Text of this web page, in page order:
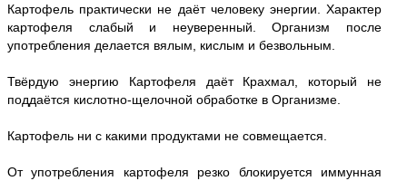
Картофель практически не даёт человеку энергии. Характер
картофеля слабый и неуверенный. Организм после
употребления делается вялым, кислым и безвольным.
Твёрдую энергию Картофеля даёт Крахмал, который не
поддаётся кислотно-щелочной обработке в Организме.
Картофель ни с какими продуктами не совмещается.
От употребления картофеля резко блокируется иммунная